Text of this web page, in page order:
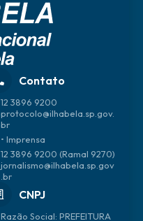
Contato
12 3896 9200
protocolo@ilhabela.sp.gov.
br
• Imprensa
12 3896 9200 (Ramal 9270)
jornalismo@ilhabela.sp.gov
.br
CNPJ